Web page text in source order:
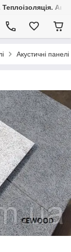
Теплоізоляція.
Акустичні